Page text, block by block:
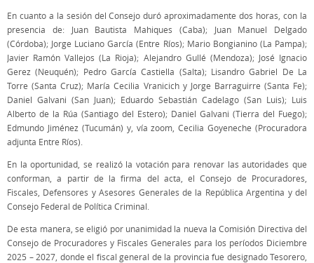
En cuanto a la sesión del Consejo duró aproximadamente dos horas, con la
presencia de: Juan Bautista Mahiques (Caba); Juan Manuel Delgado
(Córdoba); Jorge Luciano García (Entre Ríos); Mario Bongianino (La Pampa);
Javier Ramón Vallejos (La Rioja); Alejandro Gullé (Mendoza); José Ignacio
Gerez (Neuquén); Pedro García Castiella (Salta); Lisandro Gabriel De La
Torre (Santa Cruz); María Cecilia Vranicich y Jorge Barraguirre (Santa Fe);
Daniel Galvani (San Juan); Eduardo Sebastián Cadelago (San Luis); Luis
Alberto de la Rúa (Santiago del Estero); Daniel Galvani (Tierra del Fuego);
Edmundo Jiménez (Tucumán) y, vía zoom, Cecilia Goyeneche (Procuradora
adjunta Entre Ríos).
En la oportunidad, se realizó la votación para renovar las autoridades que
conforman, a partir de la firma del acta, el Consejo de Procuradores,
Fiscales, Defensores y Asesores Generales de la República Argentina y del
Consejo Federal de Política Criminal.
De esta manera, se eligió por unanimidad la nueva la Comisión Directiva del
Consejo de Procuradores y Fiscales Generales para los períodos Diciembre
2025 – 2027, donde el fiscal general de la provincia fue designado Tesorero,